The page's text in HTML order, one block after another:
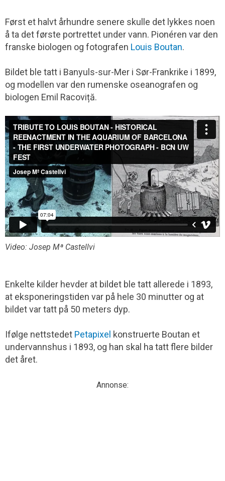
Først et halvt århundre senere skulle det lykkes noen
å ta det første portrettet under vann. Pionéren var den
franske biologen og fotografen Louis Boutan.
Bildet ble tatt i Banyuls-sur-Mer i Sør-Frankrike i 1899,
og modellen var den rumenske oseanografen og
biologen Emil Racoviță.
Video: Josep Mª Castellvi
Enkelte kilder hevder at bildet ble tatt allerede i 1893,
at eksponeringstiden var på hele 30 minutter og at
bildet var tatt på 50 meters dyp.
Ifølge nettstedet Petapixel konstruerte Boutan et
undervannshus i 1893, og han skal ha tatt flere bilder
det året.
Annonse: